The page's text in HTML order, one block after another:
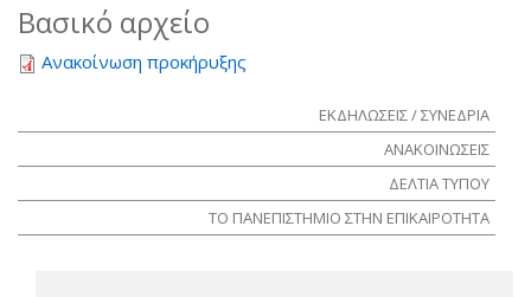
Βασικό αρχείο
Ανακοίνωση προκήρυξης
ΕΚΔΗΛΩΣΕΙΣ / ΣΥΝΕΔΡΙΑ
ΑΝΑΚΟΙΝΩΣΕΙΣ
ΔΕΛΤΙΑ ΤΥΠΟΥ
ΤΟ ΠΑΝΕΠΙΣΤΗΜΙΟ ΣΤΗΝ ΕΠΙΚΑΙΡΟΤΗΤΑ